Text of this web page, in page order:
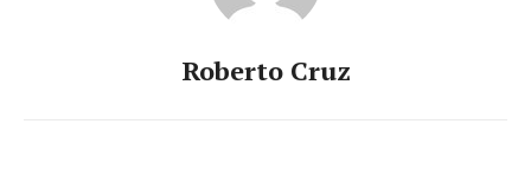
Roberto Cruz